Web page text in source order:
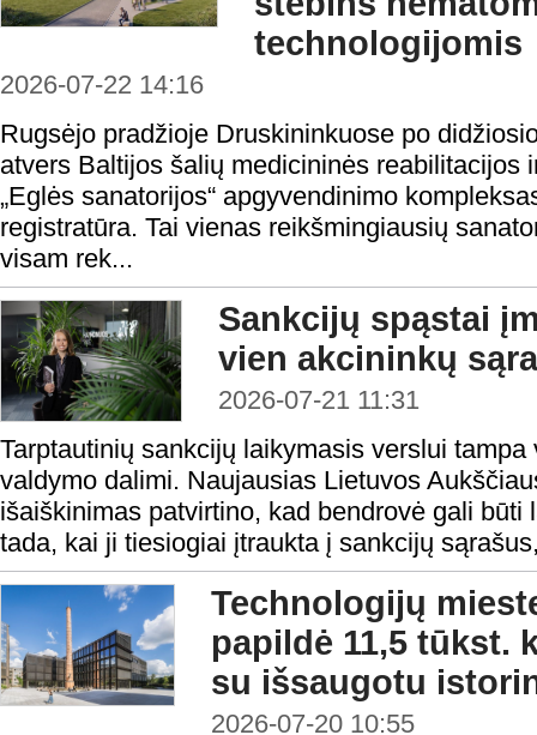
technologijomis
2026-07-22 14:16
Rugsėjo pradžioje Druskininkuose po
atvers Baltijos šalių medicininės reabilitacijos
„Eglės sanatorijos“ apgyvendinimo
registratūra. Tai vienas reikšmingiausių
visam rek...
Sankcijų spąstai
vien akcininkų
2026-07-21 11:31
Tarptautinių sankcijų laikymasis verslui
valdymo dalimi. Naujausias Lietuvos
išaiškinimas patvirtino, kad bendrovė gali būti
tada, kai ji tiesiogiai įtraukta į sankcijų
Technologijų
papildė 11,5 tūkst.
su išsaugotu
2026-07-20 10:55